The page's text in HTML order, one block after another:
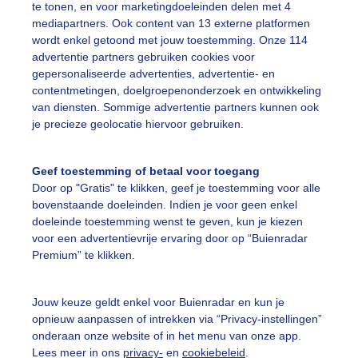
te tonen, en voor marketingdoeleinden delen met 4
mediapartners. Ook content van 13 externe platformen
wordt enkel getoond met jouw toestemming. Onze 114
advertentie partners gebruiken cookies voor
gepersonaliseerde advertenties, advertentie- en
contentmetingen, doelgroepenonderzoek en ontwikkeling
van diensten. Sommige advertentie partners kunnen ook
je precieze geolocatie hiervoor gebruiken.
Geef toestemming of betaal voor toegang
Door op "Gratis" te klikken, geef je toestemming voor alle
bovenstaande doeleinden. Indien je voor geen enkel
doeleinde toestemming wenst te geven, kun je kiezen
voor een advertentievrije ervaring door op “Buienradar
Premium” te klikken.
Jouw keuze geldt enkel voor Buienradar en kun je
opnieuw aanpassen of intrekken via “Privacy-instellingen”
onderaan onze website of in het menu van onze app.
Lees meer in ons privacy- en cookiebeleid
Joost Mooij Gemaakt: 10-06-2026, 22x bekeken
Zonsopkomst
slideshow
Een moment
Mijn weer
De Bilt